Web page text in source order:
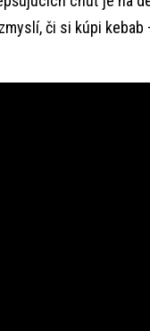
či si kúpi kebab